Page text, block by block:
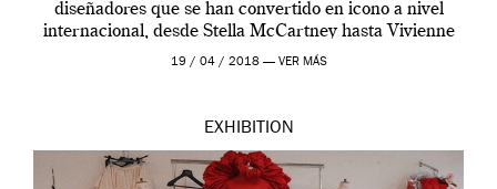
diseñadores que se han convertido en icono a nivel
internacional, desde Stella McCartney hasta Vivienne
Westwood pasando […]
19 / 04 / 2018 — VER MÁS
EXHIBITION